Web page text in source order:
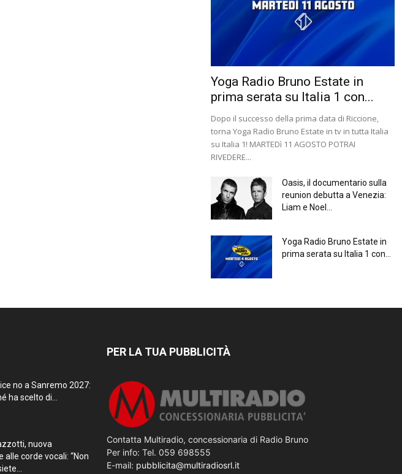
Yoga Radio Bruno Estate in
prima serata su Italia 1 con...
Dopo il successo della prima data di Riccione,
torna Yoga Radio Bruno Estate in tv in tutta Italia
su Italia 1! MARTEDì 11 AGOSTO POTRAI
RIVEDERE...
Oasis, il documentario sulla
reunion debutta a Venezia:
Liam e Noel...
Yoga Radio Bruno Estate in
prima serata su Italia 1 con...
no a Sanremo 2027:
ha scelto di...
nuova
alle corde vocali: “Non
PER LA TUA PUBBLICITÀ
Contatta Multiradio, concessionaria di Radio Bruno
Per info: Tel. 059 698555
E-mail: pubblicita@multiradiosrl.it